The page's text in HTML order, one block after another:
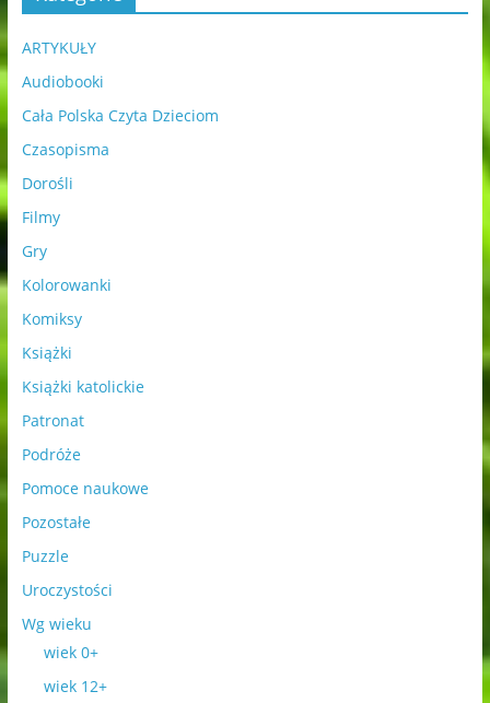
ARTYKUŁY
Audiobooki
Cała Polska Czyta Dzieciom
Czasopisma
Dorośli
Filmy
Gry
Kolorowanki
Komiksy
Książki
Książki katolickie
Patronat
Podróże
Pomoce naukowe
Pozostałe
Puzzle
Uroczystości
Wg wieku
wiek 0+
wiek 12+